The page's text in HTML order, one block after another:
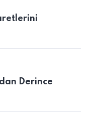
Derince